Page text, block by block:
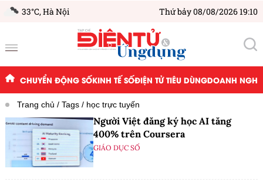
33°C,Hà Nội Thứ bảy 08/08/2026 19:10
CHUYỂN ĐỘNG SỐKINH TẾ SỐĐIỆN TỬ TIÊU DÙNGDOANH
Trang chủ Tags học trực tuyến
Người Việt đăng ký học AI tăng
400% trên Coursera
GIÁO DỤC SỐ